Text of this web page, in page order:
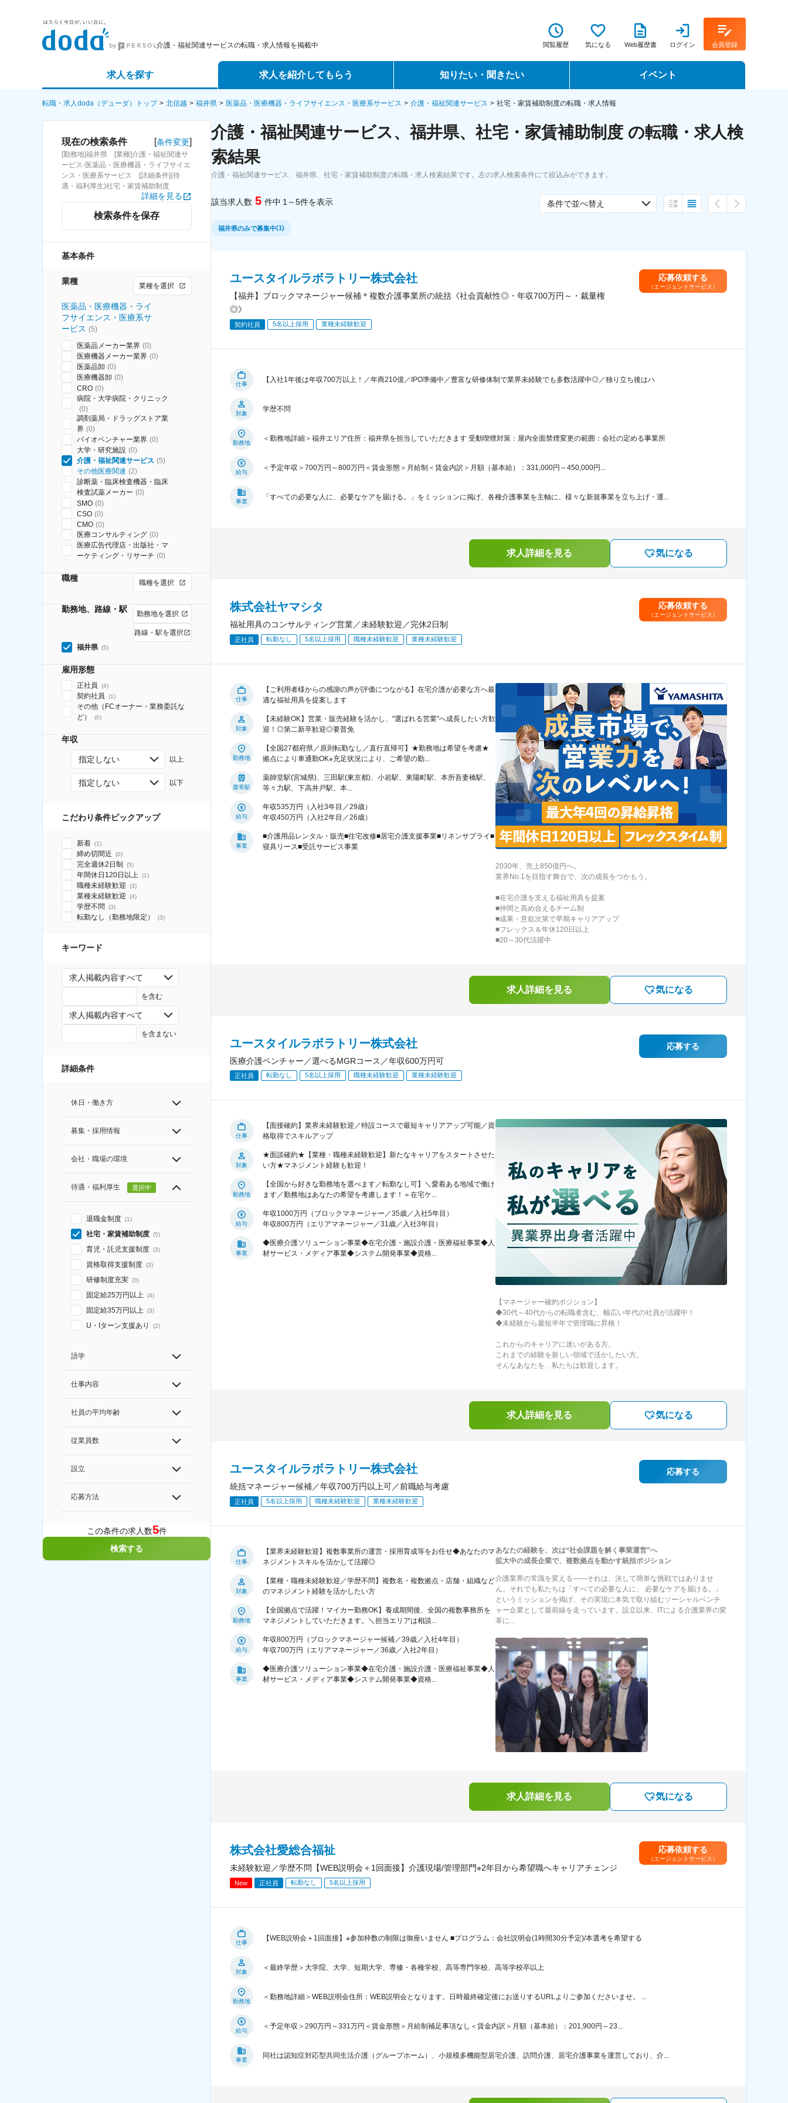
介護・福祉関連サービスの転職・求人情報を掲載中 閲覧履歴 気になる Web履歴書 ログイン 会員登録
求人を探す
詳細条件から探す
求人特集から探す
求人を紹介してもらう
エージェントサービス
スカウトサービス
パートナーエージェントサービス
知りたい・聞きたい
転職ノウハウ
データで見る転職
イベント
転職イベント・転職セミナー
転職フェア
転職・求人doda（デューダ）トップ 北信越 福井県 医薬品・医療機器・ライフサイエンス・医療系サービス 介護・福祉関連サービス 社宅・家賃補助制度の転職・求人情報
現在の検索条件 [条件変更]
[勤務地]福井県 [業種]介護・福祉関連サ
ービス-医薬品・医療機器・ライフサイエ
ンス・医療系サービス [詳細条件](待
遇・福利厚生)社宅・家賃補助制度
詳細を見る
検索条件を保存
基本条件
業種 業種を選択
医薬品・医療機器・ライ
フサイエンス・医療系サ
ービス (5)
医薬品メーカー業界 (0)
医療機器メーカー業界 (0)
医薬品卸 (0)
医療機器卸 (0)
CRO (0)
病院・大学病院・クリニック
(0)
調剤薬局・ドラッグストア業
界 (0)
バイオベンチャー業界 (0)
大学・研究施設 (0)
介護・福祉関連サービス (5)
その他医療関連 (2)
診断薬・臨床検査機器・臨床
検査試薬メーカー (0)
SMO (0)
CSO (0)
CMO (0)
医療コンサルティング (0)
医療広告代理店・出版社・マ
ーケティング・リサーチ (0)
職種 職種を選択
勤務地、路線・駅 勤務地を選択
路線・駅を選択
福井県 (5)
雇用形態
正社員 (4)
契約社員 (1)
その他（FCオーナー・業務委託な
ど）
(0)
年収
指定しない 以上
指定しない 以下
こだわり条件ピックアップ
新着 (1)
締め切間近 (0)
完全週休2日制 (5)
年間休日120日以上 (1)
職種未経験歓迎 (3)
業種未経験歓迎 (4)
学歴不問 (3)
転勤なし（勤務地限定） (3)
キーワード
求人掲載内容すべて
を含む
求人掲載内容すべて
を含まない
詳細条件
休日・働き方
募集・採用情報
会社・職場の環境
待遇・福利厚生 選択中
退職金制度 (1)
社宅・家賃補助制度 (5)
育児・託児支援制度 (3)
資格取得支援制度 (3)
研修制度充実 (3)
固定給25万円以上 (4)
固定給35万円以上 (3)
U・Iターン支援あり (2)
語学
仕事内容
社員の平均年齢
従業員数
設立
応募方法
この条件の求人数5件
検索する
介護・福祉関連サービス、福井県、社宅・家賃補助制度 の転職・求人検
索結果
介護・福祉関連サービス、福井県、社宅・家賃補助制度の転職・求人検索結果です。左の求人検索条件にて絞込みができます。
該当求人数 5 件中 1～5件を表示 条件で並べ替え
福井県のみで募集中(1)
ユースタイルラボラトリー株式会社
【福井】ブロックマネージャー候補＊複数介護事業所の統括《社会貢献性◎・年収700万円～・裁量権
◎》
契約社員 5名以上採用 業種未経験歓迎
応募依頼する
（エージェントサービス）
仕事
【入社1年後は年収700万以上！／年商210億／IPO準備中／豊富な研修体制で業界未経験でも多数活躍中◎／独り立ち後はハ
対象
学歴不問
勤務地
＜勤務地詳細＞福井エリア住所：福井県を担当していただきます 受動喫煙対策：屋内全面禁煙変更の範囲：会社の定める事業所
給与
＜予定年収＞700万円～800万円＜賃金形態＞月給制＜賃金内訳＞月額（基本給）：331,000円～450,000円...
事業
「すべての必要な人に、必要なケアを届ける。」をミッションに掲げ、各種介護事業を主軸に、様々な新規事業を立ち上げ・運...
求人詳細を見る 気になる
株式会社ヤマシタ
福祉用具のコンサルティング営業／未経験歓迎／完休2日制
正社員 転勤なし 5名以上採用 職種未経験歓迎 業種未経験歓迎
応募依頼する
（エージェントサービス）
仕事
【ご利用者様からの感謝の声が評価につながる】在宅介護が必要な方へ最
適な福祉用具を提案します
対象
【未経験OK】営業・販売経験を活かし、"選ばれる営業"へ成長したい方歓
迎！◎第二新卒歓迎◎要普免
勤務地
【全国27都府県／原則転勤なし／直行直帰可】★勤務地は希望を考慮★
拠点により車通勤OK※充足状況により、ご希望の勤...
最寄駅
薬師堂駅(宮城県)、三田駅(東京都)、小岩駅、東陽町駅、本所吾妻橋駅、
等々力駅、下高井戸駅、本...
給与
年収535万円（入社3年目／29歳）
年収450万円（入社2年目／26歳）
事業
■介護用品レンタル・販売■住宅改修■居宅介護支援事業■リネンサプライ■
寝具リース■受託サービス事業
2030年、売上850億円へ。
業界No.1を目指す舞台で、次の成長をつかもう。
■在宅介護を支える福祉用具を提案
■仲間と高め合えるチーム制
■成果・意欲次第で早期キャリアアップ
■フレックス＆年休120日以上
■20～30代活躍中
求人詳細を見る 気になる
ユースタイルラボラトリー株式会社
医療介護ベンチャー／選べるMGRコース／年収600万円可
正社員 転勤なし 5名以上採用 職種未経験歓迎 業種未経験歓迎
応募する
仕事
【面接確約】業界未経験歓迎／特設コースで最短キャリアアップ可能／資
格取得でスキルアップ
対象
★面談確約★【業種・職種未経験歓迎】新たなキャリアをスタートさせた
い方★マネジメント経験も歓迎！
勤務地
【全国から好きな勤務地を選べます／転勤なし可】＼愛着ある地域で働け
ます／勤務地はあなたの希望を考慮します！＝在宅ケ...
給与
年収1000万円（ブロックマネージャー／35歳／入社5年目）
年収800万円（エリアマネージャー／31歳／入社3年目）
事業
◆医療介護ソリューション事業◆在宅介護・施設介護・医療福祉事業◆人
材サービス・メディア事業◆システム開発事業◆資格...
【マネージャー確約ポジション】
◆30代～40代からの転職者含む、幅広い年代の社員が活躍中！
◆未経験から最短半年で管理職に昇格！
これからのキャリアに迷いがある方。
これまでの経験を新しい領域で活かしたい方。
そんなあなたを、私たちは歓迎します。
求人詳細を見る 気になる
ユースタイルラボラトリー株式会社
統括マネージャー候補／年収700万円以上可／前職給与考慮
正社員 5名以上採用 職種未経験歓迎 業種未経験歓迎
応募する
仕事
【業界未経験歓迎】複数事業所の運営・採用育成等をお任せ◆あなたのマ
ネジメントスキルを活かして活躍◎
対象
【業種・職種未経験歓迎／学歴不問】複数名・複数拠点・店舗・組織など
のマネジメント経験を活かしたい方
勤務地
【全国拠点で活躍！マイカー勤務OK】養成期間後、全国の複数事務所を
マネジメントしていただきます。＼担当エリアは相談...
給与
年収800万円（ブロックマネージャー候補／39歳／入社4年目）
年収700万円（エリアマネージャー／36歳／入社2年目）
事業
◆医療介護ソリューション事業◆在宅介護・施設介護・医療福祉事業◆人
材サービス・メディア事業◆システム開発事業◆資格...
あなたの経験を、次は“社会課題を解く事業運営”へ
拡大中の成長企業で、複数拠点を動かす統括ポジション
介護業界の常識を変える――それは、決して簡単な挑戦ではありませ
ん。それでも私たちは「すべての必要な人に、 必要なケアを届ける。」
というミッションを掲げ、その実現に本気で取り組むソーシャルベンチ
ャー企業として最前線を走っています。設立以来、ITによる介護業界の変
革に...
求人詳細を見る 気になる
株式会社愛総合福祉
未経験歓迎／学歴不問【WEB説明会＋1回面接】介護現場/管理部門※2年目から希望職へキャリアチェンジ
New 正社員 転勤なし 5名以上採用
応募依頼する
（エージェントサービス）
仕事
【WEB説明会＋1回面接】※参加枠数の制限は御座いません ■プログラム：会社説明会(1時間30分予定)/本選考を希望する
対象
＜最終学歴＞大学院、大学、短期大学、専修・各種学校、高等専門学校、高等学校卒以上
勤務地
＜勤務地詳細＞WEB説明会住所：WEB説明会となります。日時最終確定後にお送りするURLよりご参加くださいませ。 ...
給与
＜予定年収＞290万円～331万円＜賃金形態＞月給制補足事項なし＜賃金内訳＞月額（基本給）：201,900円～23...
事業
同社は認知症対応型共同生活介護（グループホーム）、小規模多機能型居宅介護、訪問介護、居宅介護事業を運営しており、介...